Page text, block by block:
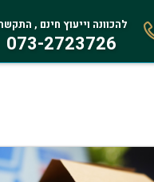
להכוונה וייעוץ חינם ,
073-2723726